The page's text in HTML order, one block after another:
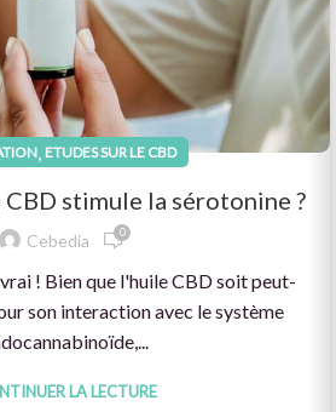
, ETUDES SUR LE CBD
stimule la sérotonine ?
Cebedia 0
! Bien que l'huile CBD soit peut-
son interaction avec le système
LA LECTURE